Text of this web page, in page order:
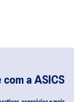
com a ASICS